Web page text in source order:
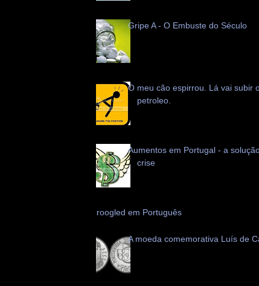
Gripe A - O Embuste do Século
O meu cão espirrou. Lá vai subir
petroleo.
Aumentos em Portugal - a
crise
Scroogled em Português
A moeda comemorativa Luís de